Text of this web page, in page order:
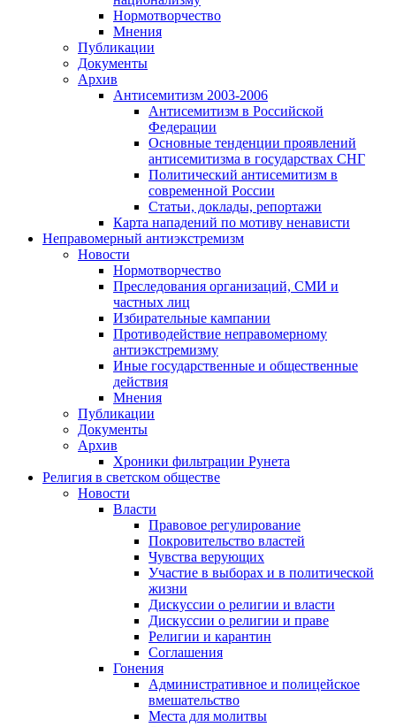
Нормотворчество
Мнения
Публикации
Документы
Архив
Антисемитизм 2003-2006
Антисемитизм в Российской
Федерации
Основные тенденции проявлений
антисемитизма в государствах СНГ
Политический антисемитизм в
современной России
Статьи, доклады, репортажи
Карта нападений по мотиву ненависти
Неправомерный антиэкстремизм
Новости
Нормотворчество
Преследования организаций, СМИ и
частных лиц
Избирательные кампании
Противодействие неправомерному
антиэкстремизму
Иные государственные и общественные
действия
Мнения
Публикации
Документы
Архив
Хроники фильтрации Рунета
Религия в светском обществе
Новости
Власти
Правовое регулирование
Покровительство властей
Чувства верующих
Участие в выборах и в политической
жизни
Дискуссии о религии и власти
Дискуссии о религии и праве
Религии и карантин
Соглашения
Гонения
Административное и полицейское
вмешательство
Места для молитвы